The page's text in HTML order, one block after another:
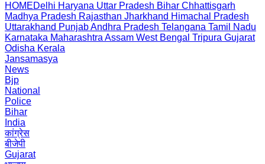
HOMEDelhi Haryana Uttar Pradesh Bihar Chhattisgarh
Madhya Pradesh Rajasthan Jharkhand Himachal Pradesh
Uttarakhand PunjabAndhra Pradesh Telangana Tamil Nadu
Karnataka Maharashtra Assam West Bengal Tripura Gujarat
Odisha Kerala
Jansamasya
News
Bjp
National
Police
Bihar
India
कांग्रेस
बीजेपी
Gujarat